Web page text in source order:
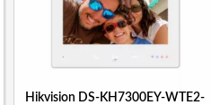
Hikvision DS-KH7300EY-WTE2-